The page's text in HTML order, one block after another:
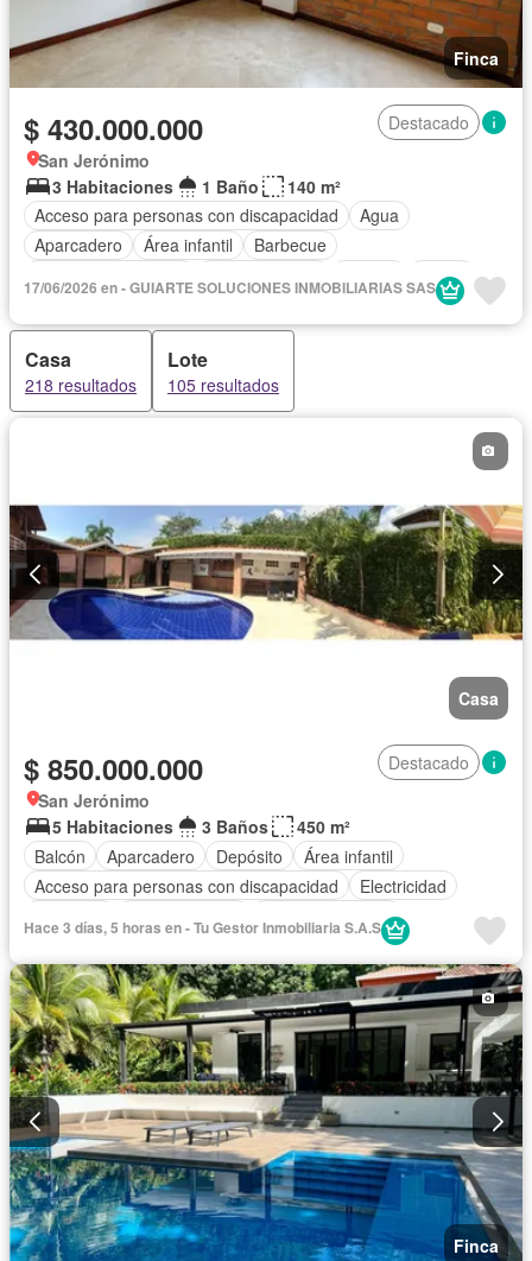
Finca
$ 430.000.000
Destacado
San Jerónimo
3 Habitaciones
1 Baño
140 m²
Acceso para personas con discapacidad
Agua
Aparcadero
Área infantil
Barbecue
Jardín
17/06/2026 en - GUIARTE SOLUCIONES INMOBILIARIAS SAS
Casa
218 resultados
Lote
105 resultados
Casa
$ 850.000.000
Destacado
San Jerónimo
5 Habitaciones
3 Baños
450 m²
Balcón
Aparcadero Depósito
Área infantil
Acceso para personas con discapacidad
Electricidad
Vista panorámica
Piscina
Hace 3 días, 5 horas en - Tu Gestor Inmobiliaria S.A.S
Finca